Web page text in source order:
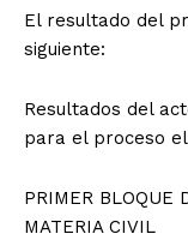
El resultado del
siguiente:
Resultados del
para el proceso
PRIMER BLOQUE
MATERIA CIVIL